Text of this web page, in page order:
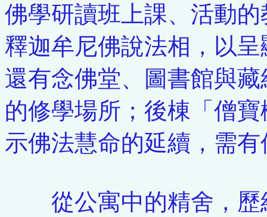
佛學研讀班上課、活動
釋迦牟尼佛說法相，以
還有念佛堂、圖書館與
的修學場所；後棟「僧
示佛法慧命的延續，需
從公寓中的精舍，歷